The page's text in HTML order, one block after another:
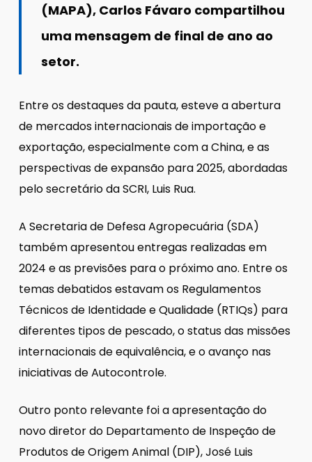
(MAPA), Carlos Fávaro compartilhou
uma mensagem de final de ano ao
setor.
Entre os destaques da pauta, esteve a abertura
de mercados internacionais de importação e
exportação, especialmente com a China, e as
perspectivas de expansão para 2025, abordadas
pelo secretário da SCRI, Luis Rua.
A Secretaria de Defesa Agropecuária (SDA)
também apresentou entregas realizadas em
2024 e as previsões para o próximo ano. Entre os
temas debatidos estavam os Regulamentos
Técnicos de Identidade e Qualidade (RTIQs) para
diferentes tipos de pescado, o status das missões
internacionais de equivalência, e o avanço nas
iniciativas de Autocontrole.
Outro ponto relevante foi a apresentação do
novo diretor do Departamento de Inspeção de
Produtos de Origem Animal (DIP), José Luis